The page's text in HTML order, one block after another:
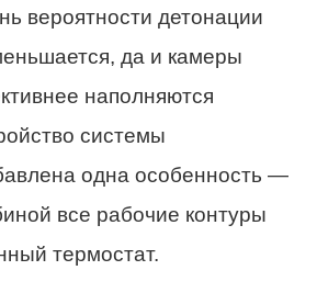
вероятности детонации
да и камеры
наполняются
системы
одна особенность —
все рабочие контуры
термостат.